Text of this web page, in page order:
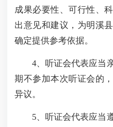
成果必要性、可行性、
出意见和建议，为明溪
确定提供参考依据。
4、听证会代表应当亲
期不参加本次听证会的
异议。
5、听证会代表应当遵